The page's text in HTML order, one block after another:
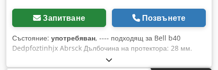
Запитване Позвънете
Състояние: употребяван, ---- подходящ за Bell b40
Dedpfoztinhjx Abrsck Дълбочина на протектора: 28 мм.